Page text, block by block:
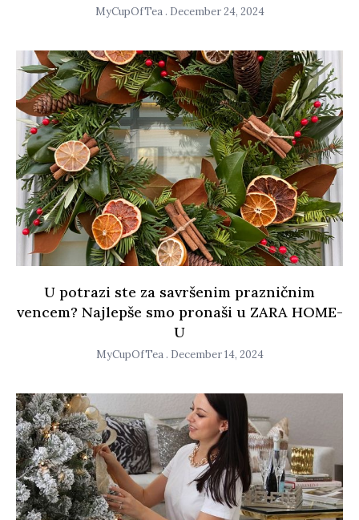
MyCupOfTea December 24, 2024
U potrazi ste za savršenim prazničnim
vencem? Najlepše smo pronaši u ZARA HOME-
U
MyCupOfTea December 14, 2024